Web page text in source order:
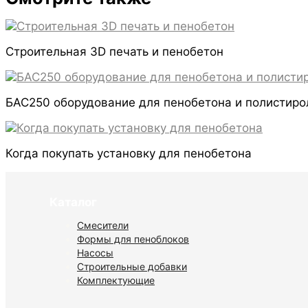
Строительная 3D печать и пенобетон
БАС250 оборудование для пенобетона и
Когда покупать установку для пенобетона
Смесители
Формы для пеноблоков
Насосы
Строительные добавки
Комплектующие